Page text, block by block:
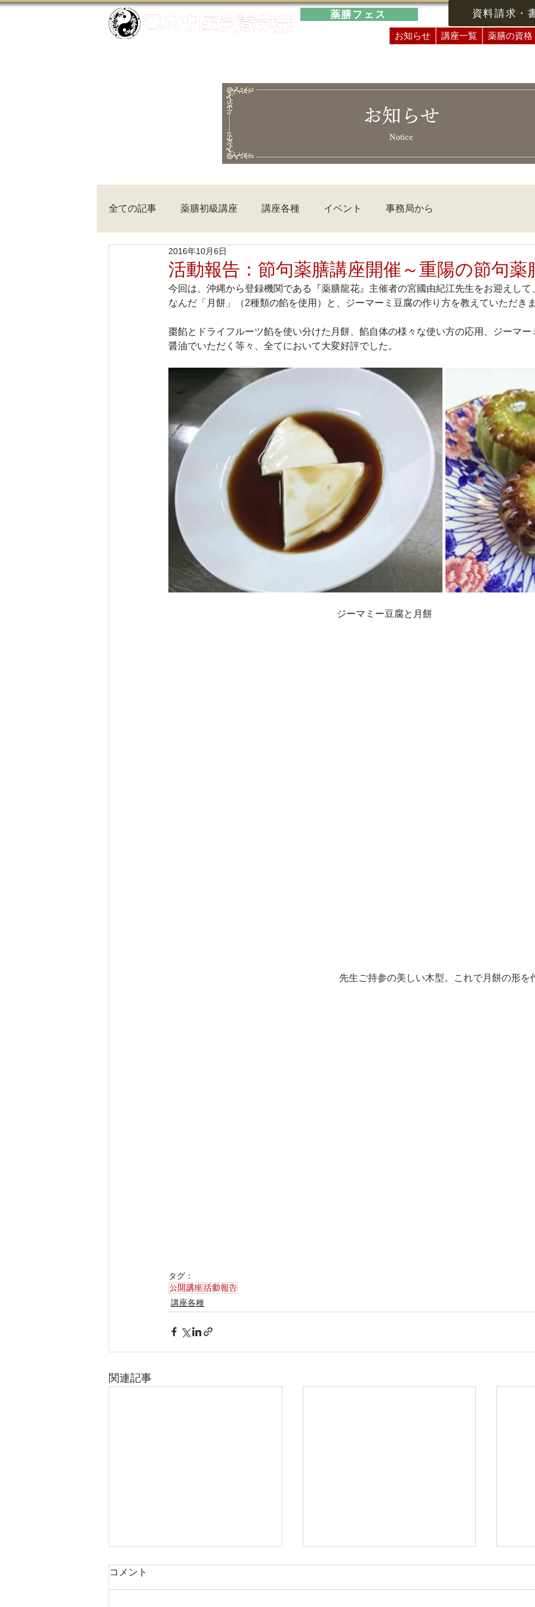
薬膳フェス 資料請求・
お知らせ 講座一覧 薬膳の資格
お知らせ
Notice
全ての記事 薬膳初級講座 講座各種 イベント 事務局から
活動報告：節句薬膳講座開催～重陽の節句薬
2016年10月6日
今回は、沖縄から登録機関である『薬膳龍花』主催者の宮國由紀江先生をお迎えして
なんだ「月餅」（2種類の餡を使用）と、ジーマーミ豆腐の作り方を教えていただきま
棗餡とドライフルーツ餡を使い分けた月餅、餡自体の様々な使い方の応用、ジーマー
醤油でいただく等々、全てにおいて大変好評でした。
ジーマミー豆腐と月餅
先生ご持参の美しい木型。これで月餅の形を
タグ：
公開講座 活動報告
講座各種
関連記事
コメント